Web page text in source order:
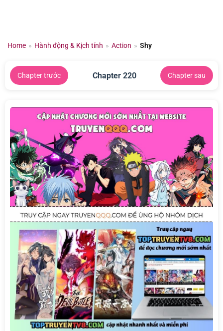
dungHome » Hành động & Kịch tính » Action » Shy
Chapter trước Chapter 220 Chapter sau